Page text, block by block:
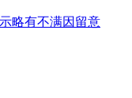
略有不满因留意